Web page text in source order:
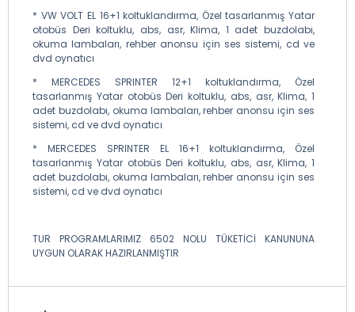
* VW VOLT EL 16+1 koltuklandırma, Özel tasarlanmış Yatar
otobüs Deri koltuklu, abs, asr, Klima, 1 adet buzdolabı,
okuma lambaları, rehber anonsu için ses sistemi, cd ve
dvd oynatıcı
* MERCEDES SPRINTER 12+1 koltuklandırma, Özel
tasarlanmış Yatar otobüs Deri koltuklu, abs, asr, Klima, 1
adet buzdolabı, okuma lambaları, rehber anonsu için ses
sistemi, cd ve dvd oynatıcı
* MERCEDES SPRINTER EL 16+1 koltuklandırma, Özel
tasarlanmış Yatar otobüs Deri koltuklu, abs, asr, Klima, 1
adet buzdolabı, okuma lambaları, rehber anonsu için ses
sistemi, cd ve dvd oynatıcı
TUR PROGRAMLARIMIZ 6502 NOLU TÜKETİCİ KANUNUNA
UYGUN OLARAK HAZIRLANMIŞTIR